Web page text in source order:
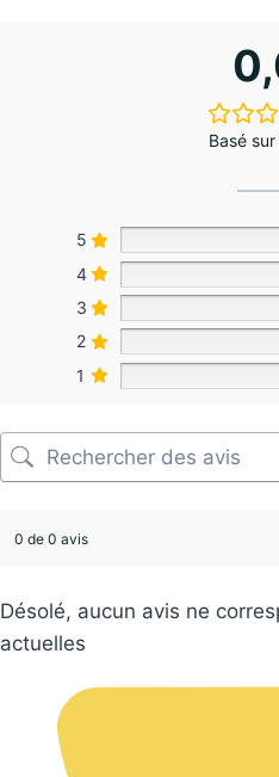
Basé
5
4
3
2
1
0 de 0 avis
Désolé, aucun avis ne
actuelles